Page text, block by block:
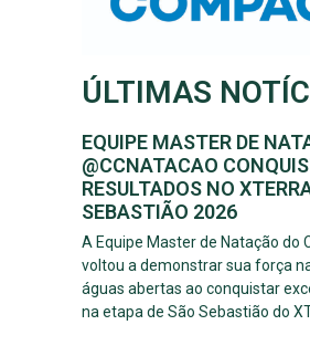
ÚLTIMAS
EQUIPE MASTER DE
@CCNATACAO
RESULTADOS NO
SEBASTIÃO 2026
A Equipe Master de Natação do
voltou a demonstrar sua força
águas abertas ao conquistar
na etapa de São Sebastião do